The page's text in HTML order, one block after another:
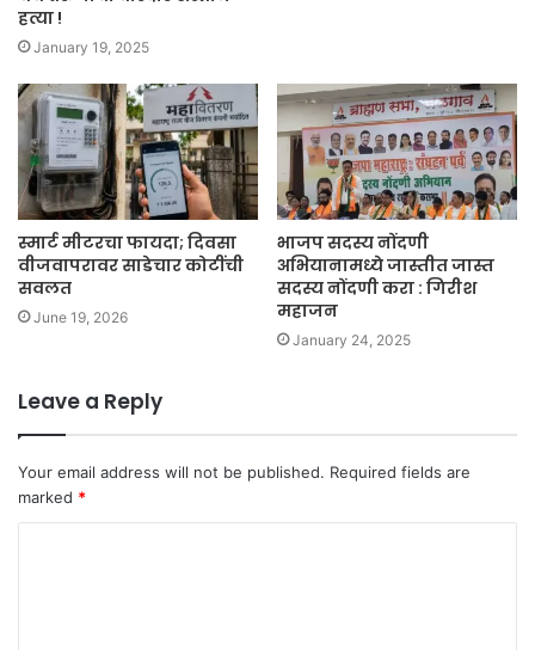
हत्या !
January 19, 2025
स्मार्ट मीटरचा फायदा; दिवसा
वीजवापरावर साडेचार कोटींची
सवलत
June 19, 2026
भाजप सदस्य नोंदणी
अभियानामध्ये जास्तीत जास्त
सदस्य नोंदणी करा : गिरीश
महाजन
January 24, 2025
Leave a Reply
Your email address will not be published. Required fields are
marked *